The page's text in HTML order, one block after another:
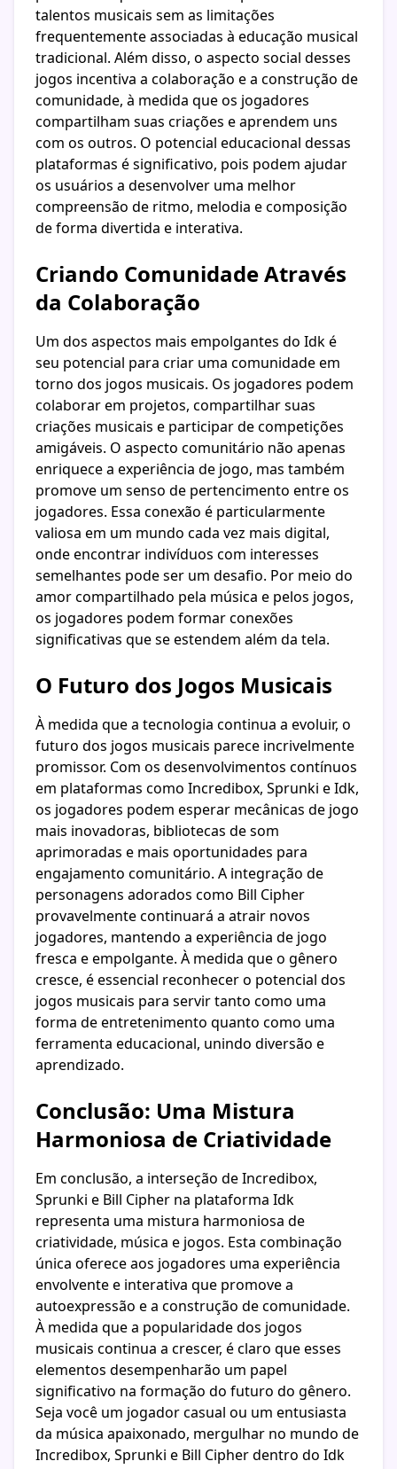
talentos musicais sem as limitações
frequentemente associadas à educação musical
tradicional. Além disso, o aspecto social desses
jogos incentiva a colaboração e a construção de
comunidade, à medida que os jogadores
compartilham suas criações e aprendem uns
com os outros. O potencial educacional dessas
plataformas é significativo, pois podem ajudar
os usuários a desenvolver uma melhor
compreensão de ritmo, melodia e composição
de forma divertida e interativa.
Criando Comunidade Através
da Colaboração
Um dos aspectos mais empolgantes do Idk é
seu potencial para criar uma comunidade em
torno dos jogos musicais. Os jogadores podem
colaborar em projetos, compartilhar suas
criações musicais e participar de competições
amigáveis. O aspecto comunitário não apenas
enriquece a experiência de jogo, mas também
promove um senso de pertencimento entre os
jogadores. Essa conexão é particularmente
valiosa em um mundo cada vez mais digital,
onde encontrar indivíduos com interesses
semelhantes pode ser um desafio. Por meio do
amor compartilhado pela música e pelos jogos,
os jogadores podem formar conexões
significativas que se estendem além da tela.
O Futuro dos Jogos Musicais
À medida que a tecnologia continua a evoluir, o
futuro dos jogos musicais parece incrivelmente
promissor. Com os desenvolvimentos contínuos
em plataformas como Incredibox, Sprunki e Idk,
os jogadores podem esperar mecânicas de jogo
mais inovadoras, bibliotecas de som
aprimoradas e mais oportunidades para
engajamento comunitário. A integração de
personagens adorados como Bill Cipher
provavelmente continuará a atrair novos
jogadores, mantendo a experiência de jogo
fresca e empolgante. À medida que o gênero
cresce, é essencial reconhecer o potencial dos
jogos musicais para servir tanto como uma
forma de entretenimento quanto como uma
ferramenta educacional, unindo diversão e
aprendizado.
Conclusão: Uma Mistura
Harmoniosa de Criatividade
Em conclusão, a interseção de Incredibox,
Sprunki e Bill Cipher na plataforma Idk
representa uma mistura harmoniosa de
criatividade, música e jogos. Esta combinação
única oferece aos jogadores uma experiência
envolvente e interativa que promove a
autoexpressão e a construção de comunidade.
À medida que a popularidade dos jogos
musicais continua a crescer, é claro que esses
elementos desempenharão um papel
significativo na formação do futuro do gênero.
Seja você um jogador casual ou um entusiasta
da música apaixonado, mergulhar no mundo de
Incredibox, Sprunki e Bill Cipher dentro do Idk